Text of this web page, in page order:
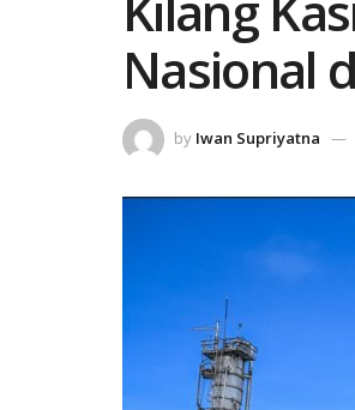
Nasional
by Iwan Supriyatna